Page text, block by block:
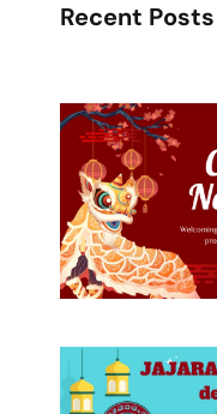
Recent Posts